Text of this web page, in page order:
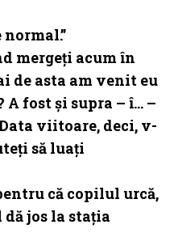
normal.”
mergeți acum în
de asta am venit eu
A fost și supra – î… –
viitoare, deci, v-
să luați
că copilul urcă,
jos la stația